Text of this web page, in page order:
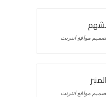
مواقع انترنت
مواقع انترنت